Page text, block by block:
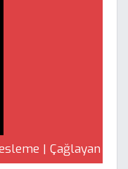
| Çağlayan